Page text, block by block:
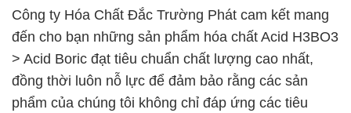
Công ty Hóa Chất Đắc Trường Phát cam kết mang
đến cho bạn những sản phẩm hóa chất Acid H3BO3
> Acid Boric đạt tiêu chuẩn chất lượng cao nhất,
đồng thời luôn nỗ lực để đảm bảo rằng các sản
phẩm của chúng tôi không chỉ đáp ứng các tiêu